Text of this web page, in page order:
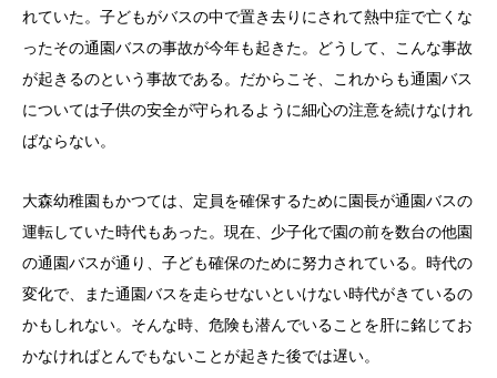
れていた。子どもがバスの中で置き去りにされて熱中症で亡くな
ったその通園バスの事故が今年も起きた。どうして、こんな事故
が起きるのという事故である。だからこそ、これからも通園バス
については子供の安全が守られるように細心の注意を続けなけれ
ばならない。
大森幼稚園もかつては、定員を確保するために園長が通園バスの
運転していた時代もあった。現在、少子化で園の前を数台の他園
の通園バスが通り、子ども確保のために努力されている。時代の
変化で、また通園バスを走らせないといけない時代がきているの
かもしれない。そんな時、危険も潜んでいることを肝に銘じてお
かなければとんでもないことが起きた後では遅い。